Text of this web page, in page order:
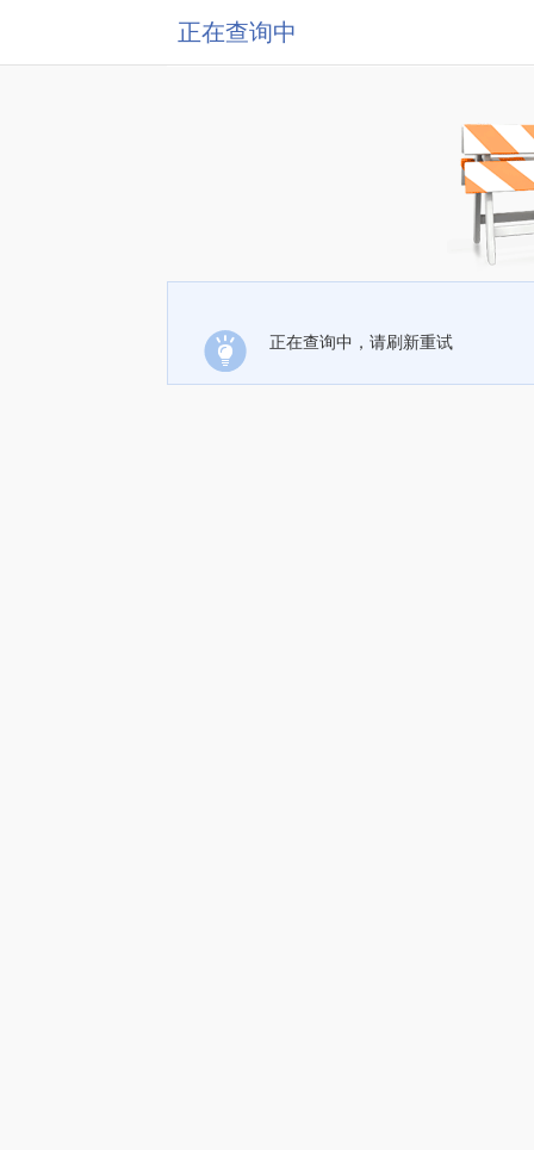
正在查询中
正在查询中，请刷新重试